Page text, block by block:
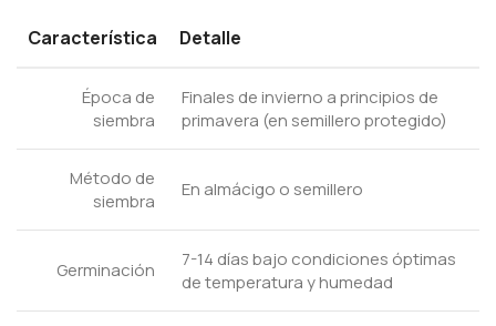
Característica Detalle
Época de
siembra
Finales de invierno a principios de
primavera (en semillero protegido)
Método de
siembra
En almácigo o semillero
Germinación
7-14 días bajo condiciones óptimas
de temperatura y humedad